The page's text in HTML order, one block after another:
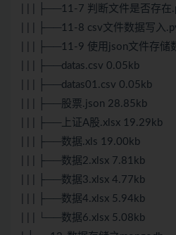
| | | ├──11-7 判断文件是否存在
| | | ├──11-8 csv文件数据写入
| | | ├──11-9 使用json文件存储
| | | ├──datas.csv 0.05kb
| | | ├──datas01.csv 0.05kb
| | | ├──股票.json 28.85kb
| | | ├──上证A股.xlsx 19.29kb
| | | ├──数据.xls 19.00kb
| | | ├──数据2.xlsx 7.81kb
| | | ├──数据3.xlsx 4.77kb
| | | ├──数据4.xlsx 5.94kb
| | | └──数据6.xlsx 5.08kb